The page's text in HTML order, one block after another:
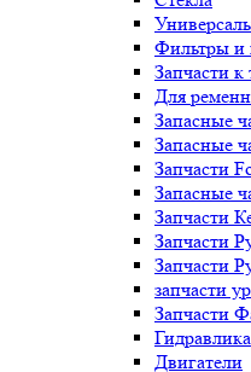
Фильтры и
Запчасти к
Для
Запасные
Запасные
Запчасти
Запасные
Запчасти
Запчасти
Запчасти
запчасти
Запчасти
Гидравлика
Двигатели